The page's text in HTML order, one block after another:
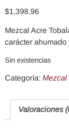
$1,398.96
Mezcal Acre
carácter ahumado
Sin existencias
Categoría: Mezcal
Valoraciones